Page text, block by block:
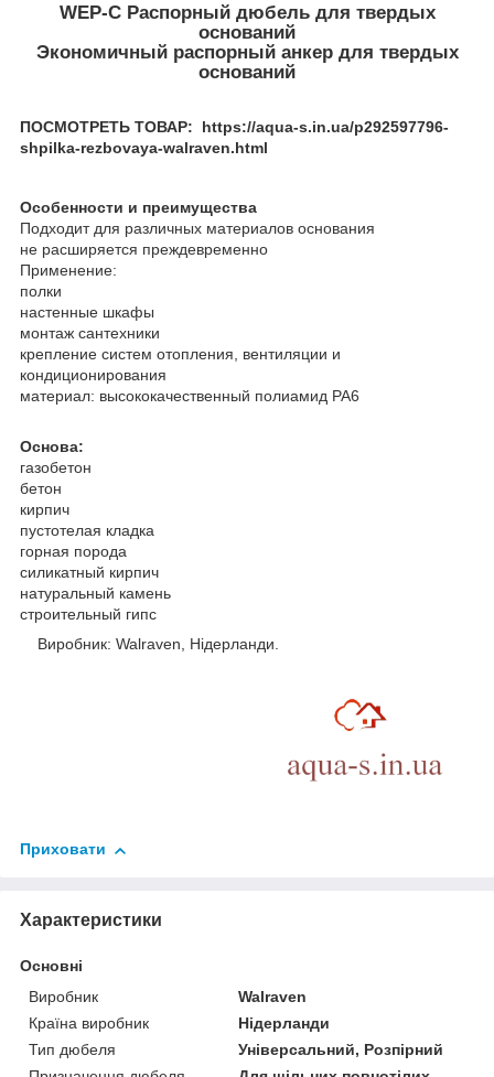
WEP-C Распорный дюбель для твердых
оснований
Экономичный распорный анкер для твердых
оснований
ПОСМОТРЕТЬ ТОВАР: https://aqua-s.in.ua/p292597796-
shpilka-rezbovaya-walraven.html
Особенности и преимущества
Подходит для различных материалов основания
не расширяется преждевременно
Применение:
полки
настенные шкафы
монтаж сантехники
крепление систем отопления, вентиляции и
кондиционирования
материал: высококачественный полиамид PA6
Основа:
газобетон
бетон
кирпич
пустотелая кладка
горная порода
силикатный кирпич
натуральный камень
строительный гипс
Виробник: Walraven, Нідерланди.
Приховати
Характеристики
Основні
Виробник
Walraven
Країна виробник
Нідерланди
Тип дюбеля
Універсальний, Розпірний